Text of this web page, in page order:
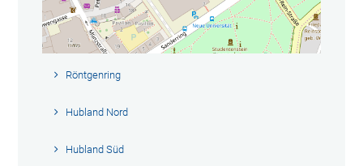
Röntgenring
Hubland Nord
Hubland Süd